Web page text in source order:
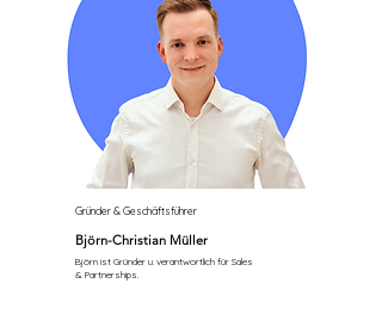
Gründer & Geschäftsführer
Björn-Christian Müller
Björn ist Gründer u. verantwortlich für Sales
& Partnerships.